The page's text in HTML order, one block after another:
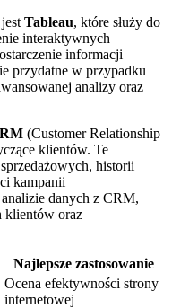
Tableau, które służy do
interaktywnych
informacji
przydatne w przypadku
analizy oraz
(Customer Relationship
klientów. Te
historii
kampanii
danych z CRM,
klientów oraz
Najlepsze zastosowanie
Ocena efektywności strony
internetowej